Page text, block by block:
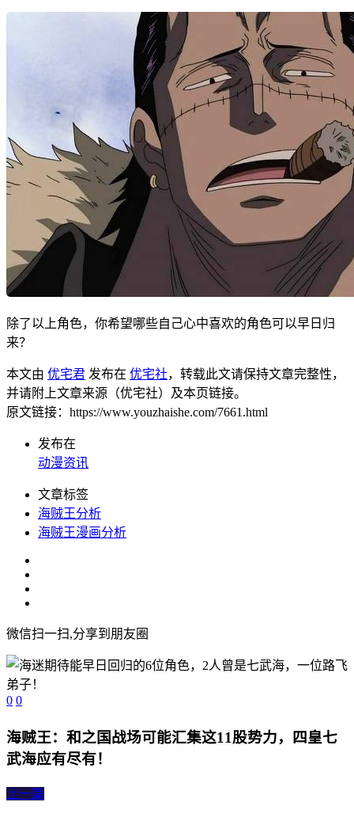
除了以上角色，你希望哪些自己心中喜欢的角色可以早日归
来？
本文由 优宅君 发布在 优宅社，转载此文请保持文章完整性，
并请附上文章来源（优宅社）及本页链接。
原文链接：https://www.youzhaishe.com/7661.html
发布在
动漫资讯
文章标签
海贼王分析
海贼王漫画分析
微信扫一扫,分享到朋友圈
0 0
海贼王：和之国战场可能汇集这11股势力，四皇七
武海应有尽有！
上一篇